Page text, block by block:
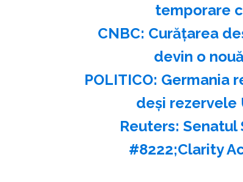
temporare
CNBC: Curăţarea
devin o
POLITICO: Germania
deşi rezervele
Reuters:
#8222;Clarity